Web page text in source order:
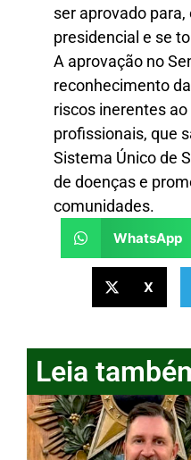
ser aprovado
presidencial e se
A aprovação no
reconhecimento
riscos inerentes
profissionais, que
Sistema Único de
de doenças e
comunidades.
WhatsApp
X
Leia